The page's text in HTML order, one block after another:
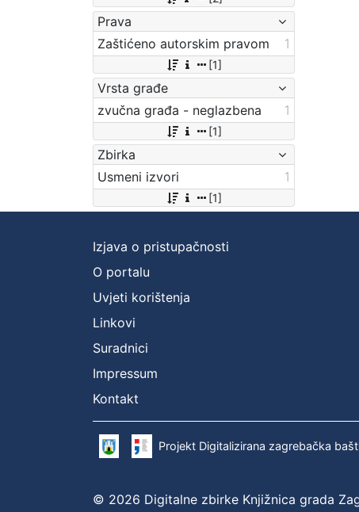
Prava
Zaštićeno autorskim pravom
1
[1]
Vrsta građe
zvučna građa - neglazbena
1
[1]
Zbirka
Usmeni izvori
1
[1]
Izjava o pristupačnosti
O portalu
Uvjeti korištenja
Linkovi
Suradnici
Impressum
Kontakt
Projekt Digitalizirana zagrebačka
© 2026 Digitalne zbirke Knjižnica grada